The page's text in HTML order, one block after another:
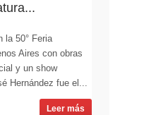
la 50° Feria
Aires con obras
y un show
Hernández fue el...
Leer más